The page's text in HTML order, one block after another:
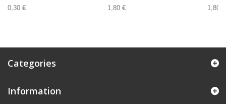
0,30 € 1,80 € 1,80 €
Categories
Information